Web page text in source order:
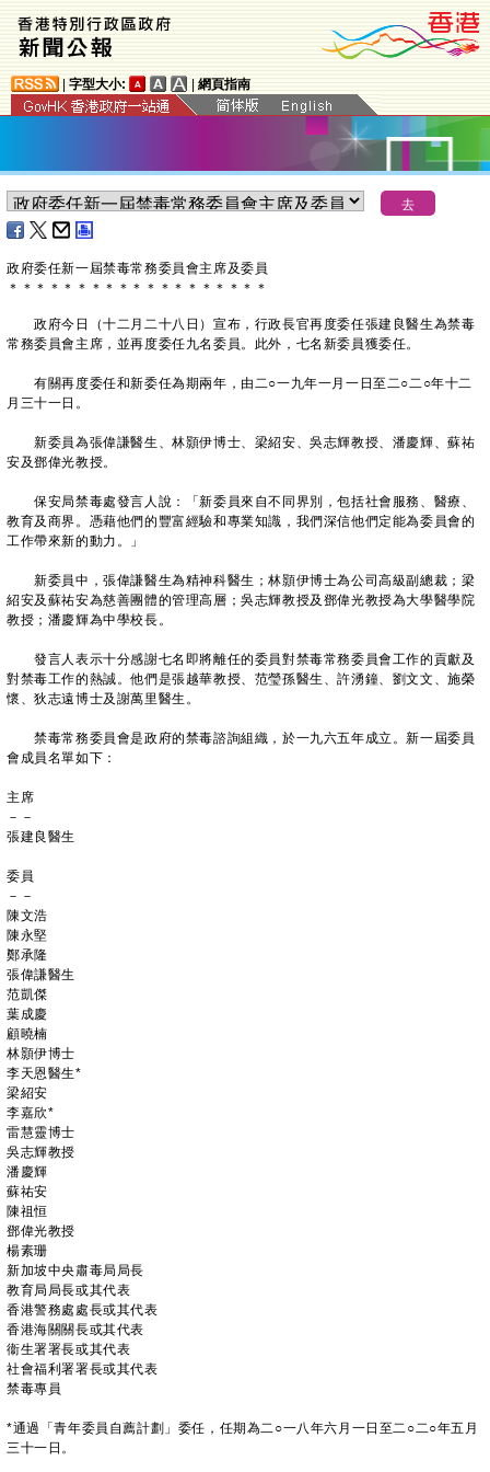
字型大小: 網頁指南
政府委任新一屆禁毒常務委員會主席及委員
＊ ＊ ＊ ＊ ＊ ＊ ＊ ＊ ＊ ＊ ＊ ＊ ＊ ＊ ＊ ＊ ＊ ＊ ＊
政府今日（十二月二十八日）宣布，行政長官再度委任張建良醫生為禁毒
常務委員會主席，並再度委任九名委員。此外，七名新委員獲委任。
有關再度委任和新委任為期兩年，由二○一九年一月一日至二○二○年十二
月三十一日。
新委員為張偉謙醫生、林顥伊博士、梁紹安、吳志輝教授、潘慶輝、蘇祐
安及鄧偉光教授。
保安局禁毒處發言人說：「新委員來自不同界別，包括社會服務、醫療、
教育及商界。憑藉他們的豐富經驗和專業知識，我們深信他們定能為委員會的
工作帶來新的動力。」
新委員中，張偉謙醫生為精神科醫生；林顥伊博士為公司高級副總裁；梁
紹安及蘇祐安為慈善團體的管理高層；吳志輝教授及鄧偉光教授為大學醫學院
教授；潘慶輝為中學校長。
發言人表示十分感謝七名即將離任的委員對禁毒常務委員會工作的貢獻及
對禁毒工作的熱誠。他們是張越華教授、范瑩孫醫生、許湧鐘、劉文文、施榮
懷、狄志遠博士及謝萬里醫生。
禁毒常務委員會是政府的禁毒諮詢組織，於一九六五年成立。新一屆委員
會成員名單如下：
主席
－－
張建良醫生
委員
－－
陳文浩
陳永堅
鄭承隆
張偉謙醫生
范凱傑
葉成慶
顧曉楠
林顥伊博士
李天恩醫生*
梁紹安
李嘉欣*
雷慧靈博士
吳志輝教授
潘慶輝
蘇祐安
陳祖恒
鄧偉光教授
楊素珊
新加坡中央肅毒局局長
教育局局長或其代表
香港警務處處長或其代表
香港海關關長或其代表
衞生署署長或其代表
社會福利署署長或其代表
禁毒專員
*通過「青年委員自薦計劃」委任，任期為二○一八年六月一日至二○二○年五月
三十一日。